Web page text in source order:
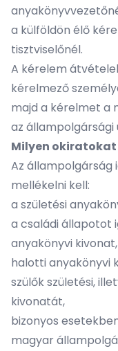
a külföldön élő
tisztviselőnél.
A kérelem
kérelmező
majd a kérelmet a
az állampolgársági
Milyen okiratokat
Az állampolgárság
mellékelni kell:
a születési
a családi állapotot
anyakönyvi
halotti anyakönyvi
szülők születési,
kivonatát,
bizonyos
magyar